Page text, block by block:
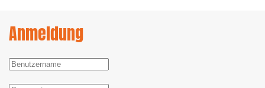
Anmeldung